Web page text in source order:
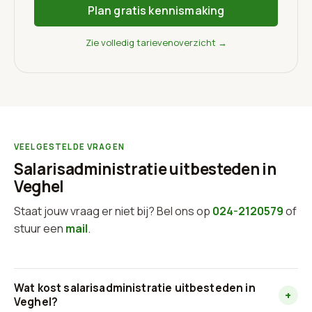
Plan gratis kennismaking
Zie volledig tarievenoverzicht →
VEELGESTELDE VRAGEN
Salarisadministratie uitbesteden in
Veghel
Staat jouw vraag er niet bij? Bel ons op 024-2120579of
stuur een mail.
Wat kost salarisadministratie uitbesteden in
Veghel?
+